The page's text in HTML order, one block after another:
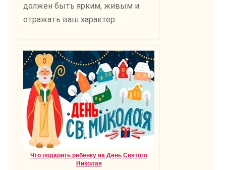
должен быть ярким, живым и
отражать ваш характер.
Что подарить ребенку на День Святого
Николая